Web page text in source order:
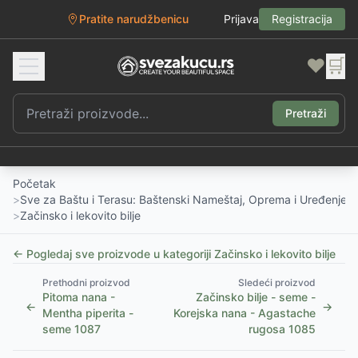
Pratite narudžbenicu Prijava Registracija
❤️ 🛒
Pretraži
Početak
>Sve za Baštu i Terasu: Baštenski Nameštaj, Oprema i Uređenje
>Začinsko i lekovito bilje
← Pogledaj sve proizvode u kategoriji Začinsko i lekovito bilje
←
Prethodni proizvod
Pitoma nana -
Mentha piperita -
seme 1087
Sledeći proizvod
Začinsko bilje - seme -
Korejska nana - Agastache
rugosa 1085
→